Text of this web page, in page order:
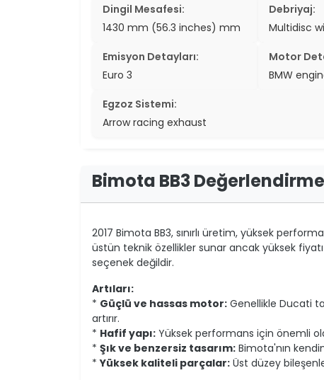
Dingil Mesafesi:
1430 mm (56.3 inches) mm
Debriyaj:
Multidisc
Emisyon Detayları:
Euro 3
Motor
BMW
Egzoz Sistemi:
Arrow racing exhaust
Bimota BB3
2017 Bimota BB3, sınırlı üretim, yüksek
üstün teknik özellikler sunar ancak yüksek
seçenek değildir.
Artıları:
* Güçlü ve hassas motor: Genellikle Ducati
artırır.
* Hafif yapı: Yüksek performans için önemli
* Şık ve benzersiz tasarım: Bimota'nın
*Yüksek kaliteli parçalar: Üst düzey